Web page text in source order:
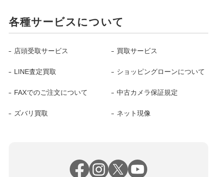
各種サービスについて
店頭受取サービス 買取サービス
LINE査定買取 ショッピングローンについて
FAXでのご注文について 中古カメラ保証規定
ズバリ買取 ネット現像